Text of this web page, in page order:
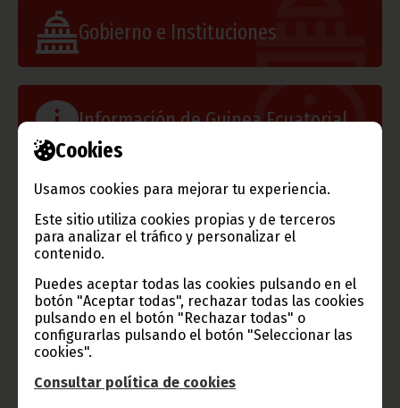
Cookies
Usamos cookies para mejorar tu experiencia.
Este sitio utiliza cookies propias y de terceros
para analizar el tráfico y personalizar el
contenido.
Puedes aceptar todas las cookies pulsando en el
botón "Aceptar todas", rechazar todas las cookies
pulsando en el botón "Rechazar todas" o
configurarlas pulsando el botón "Seleccionar las
cookies".
Consultar política de cookies
Gobierno e Instituciones
Información de Guinea Ecuatorial
TVGE
Radio Nacional de Guinea
Ecuatorial
Haz click aquí para escuchar ahora